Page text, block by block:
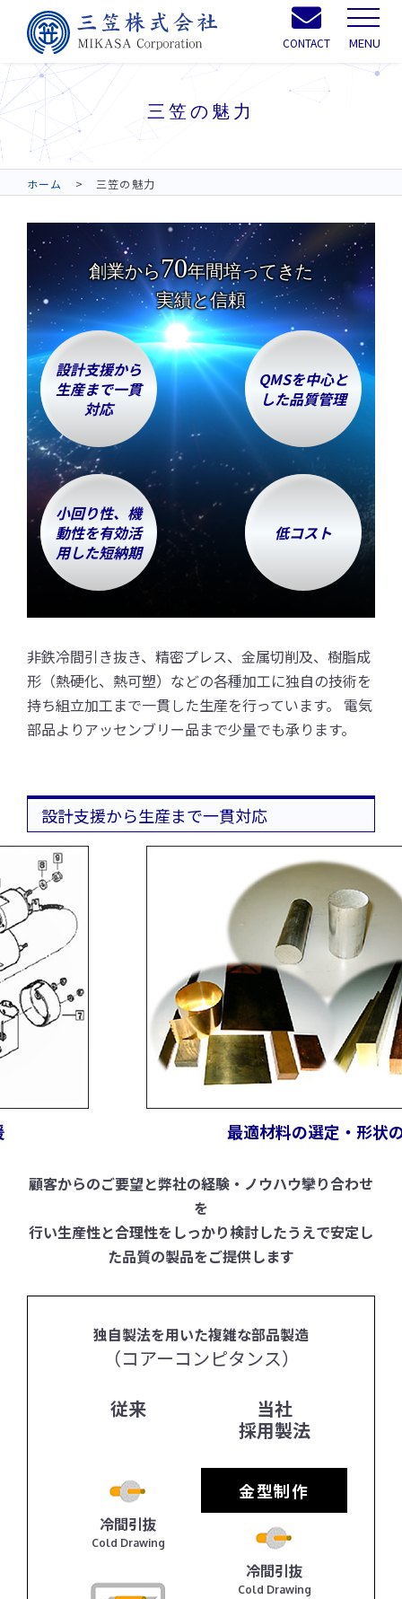
CONTACT MENU
三笠の魅力
ホーム 三笠の魅力
創業から70年間培ってきた
実績と信頼
設計支援から
生産まで一貫
対応
QMSを中心と
した品質管理
小回り性、機
動性を有効活
用した短納期
低コスト
非鉄冷間引き抜き、精密プレス、金属切削及、樹脂成
形（熱硬化、熱可塑）などの各種加工に独自の技術を
持ち組立加工まで一貫した生産を行っています。 電気
部品よりアッセンブリー品まで少量でも承ります。
設計支援から生産まで一貫対応
最適材料の選定・形状の
顧客からのご要望と弊社の経験・ノウハウ攣り合わせ
を
行い生産性と合理性をしっかり検討したうえで安定し
た品質の製品をご提供します
独自製法を用いた複雑な部品製造
（コアーコンピタンス）
従来
冷間引抜
Cold Drawing
当社
採用製法
金型制作
冷間引抜
Cold Drawing